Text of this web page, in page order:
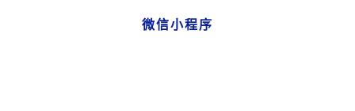
微信小程序